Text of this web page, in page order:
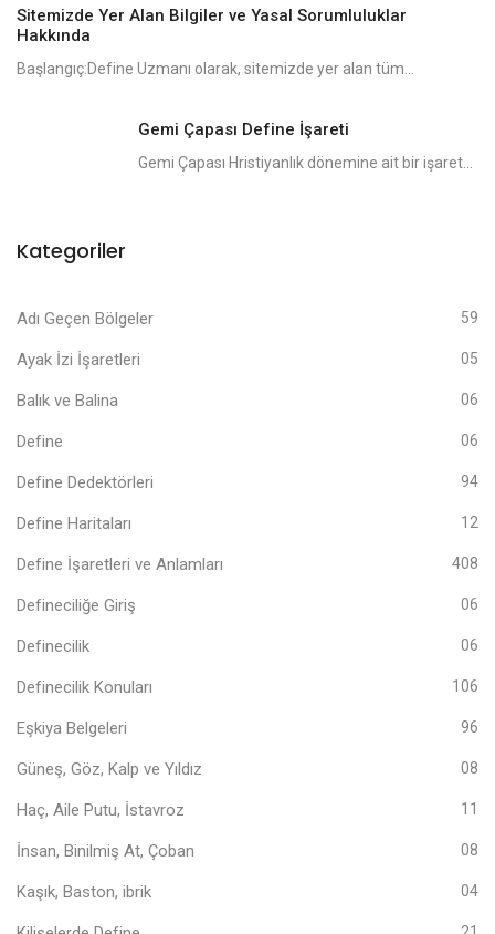
Sitemizde Yer Alan Bilgiler ve Yasal Sorumluluklar
Hakkında
Başlangıç:Define Uzmanı olarak, sitemizde yer alan tüm...
Gemi Çapası Define İşareti
Gemi Çapası Hristiyanlık dönemine ait bir işaret...
Kategoriler
Adı Geçen Bölgeler 59
Ayak İzi İşaretleri 05
Balık ve Balina 06
Define 06
Define Dedektörleri 94
Define Haritaları 12
Define İşaretleri ve Anlamları 408
Defineciliğe Giriş 06
Definecilik 06
Definecilik Konuları 106
Eşkiya Belgeleri 96
Güneş, Göz, Kalp ve Yıldız 08
Haç, Aile Putu, İstavroz 11
İnsan, Binilmiş At, Çoban 08
Kaşık, Baston, ibrik 04